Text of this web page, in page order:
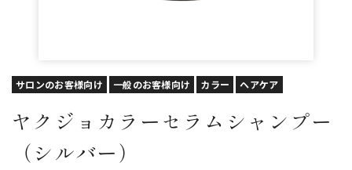
サロンのお客様向け 一般のお客様向け カラー ヘアケア
ヤクジョカラーセラムシャンプー
（シルバー）